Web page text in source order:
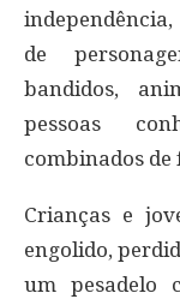
independência,
de
bandidos,
pessoas
combinados
Crianças e
engolido,
um pesadelo